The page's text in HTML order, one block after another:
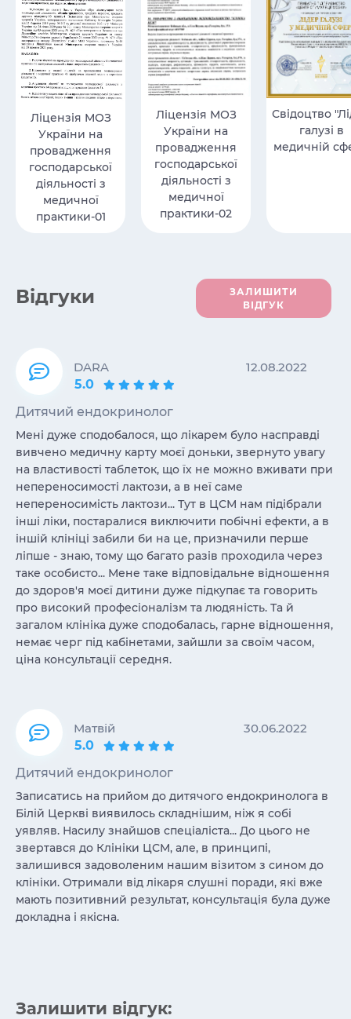
Ліцензія МОЗ
України на
провадження
господарської
діяльності з
медичної
практики-01
Ліцензія МОЗ
України на
провадження
господарської
діяльності з
медичної
практики-02
Свідоцтво
галузі в
медичній
Вiдгуки
ЗАЛИШИТИ
ВІДГУК
DARA
12.08.2022
5.0
Дитячий ендокринолог
Мені дуже сподобалося, що лікарем було насправді
вивчено медичну карту моєї доньки, звернуто увагу
на властивості таблеток, що їх не можно вживати при
непереносимості лактози, а в неї саме
непереносимість лактози... Тут в ЦСМ нам підібрали
інші ліки, постаралися виключити побічні ефекти, а в
іншій клініці забили би на це, призначили перше
ліпше - знаю, тому що багато разів проходила через
таке особисто... Мене таке відповідальне відношення
до здоров'я моєї дитини дуже підкупає та говорить
про високий професіоналізм та людяність. Та й
загалом клініка дуже сподобалась, гарне відношення,
немає черг під кабінетами, зайшли за своїм часом,
ціна консультації середня.
Матвій
30.06.2022
5.0
Дитячий ендокринолог
Записатись на прийом до дитячого ендокринолога в
Білій Церкві виявилось складнішим, ніж я собі
уявляв. Насилу знайшов спеціаліста... До цього не
звертався до Клініки ЦСМ, але, в принципі,
залишився задоволеним нашим візитом з сином до
клініки. Отримали від лікаря слушні поради, які вже
мають позитивний результат, консультація була дуже
докладна і якісна.
Залишити відгук: